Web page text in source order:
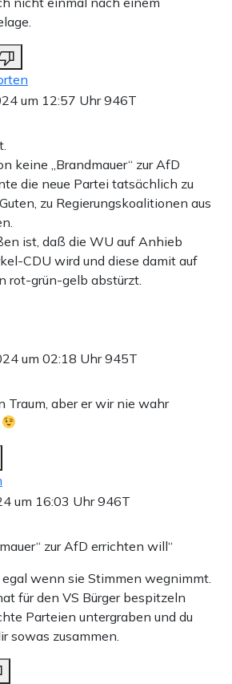
um 12:57 Uhr946T
keine „Brandmauer“ zur AfD
die neue Partei tatsächlich zu
zu Regierungskoalitionen aus
ist, daß die WU auf Anhieb
CDU wird und diese damit auf
rot-grün-gelb abstürzt.
um 02:18 Uhr945T
Traum, aber er wir nie wahr
um 16:03 Uhr946T
zur AfD errichten will“
wenn sie Stimmen wegnimmt.
für den VS Bürger bespitzeln
Parteien untergraben und du
sowas zusammen.